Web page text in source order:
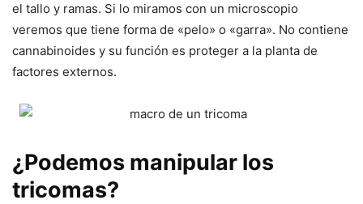
el tallo y ramas. Si lo miramos con un microscopio
veremos que tiene forma de «pelo» o «garra». No contiene
cannabinoides y su función es proteger a la planta de
factores externos.
¿Podemos manipular los
tricomas?